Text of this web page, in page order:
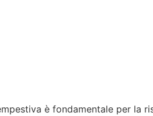
è fondamentale per la